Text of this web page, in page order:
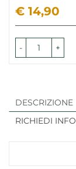
Prezzo
€ 14,90
- +
DESCRIZIONE
RICHIEDI